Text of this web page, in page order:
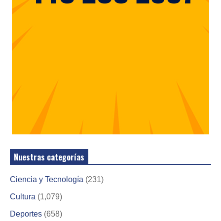
Nuestras categorías
Ciencia y Tecnología (231)
Cultura (1,079)
Deportes (658)